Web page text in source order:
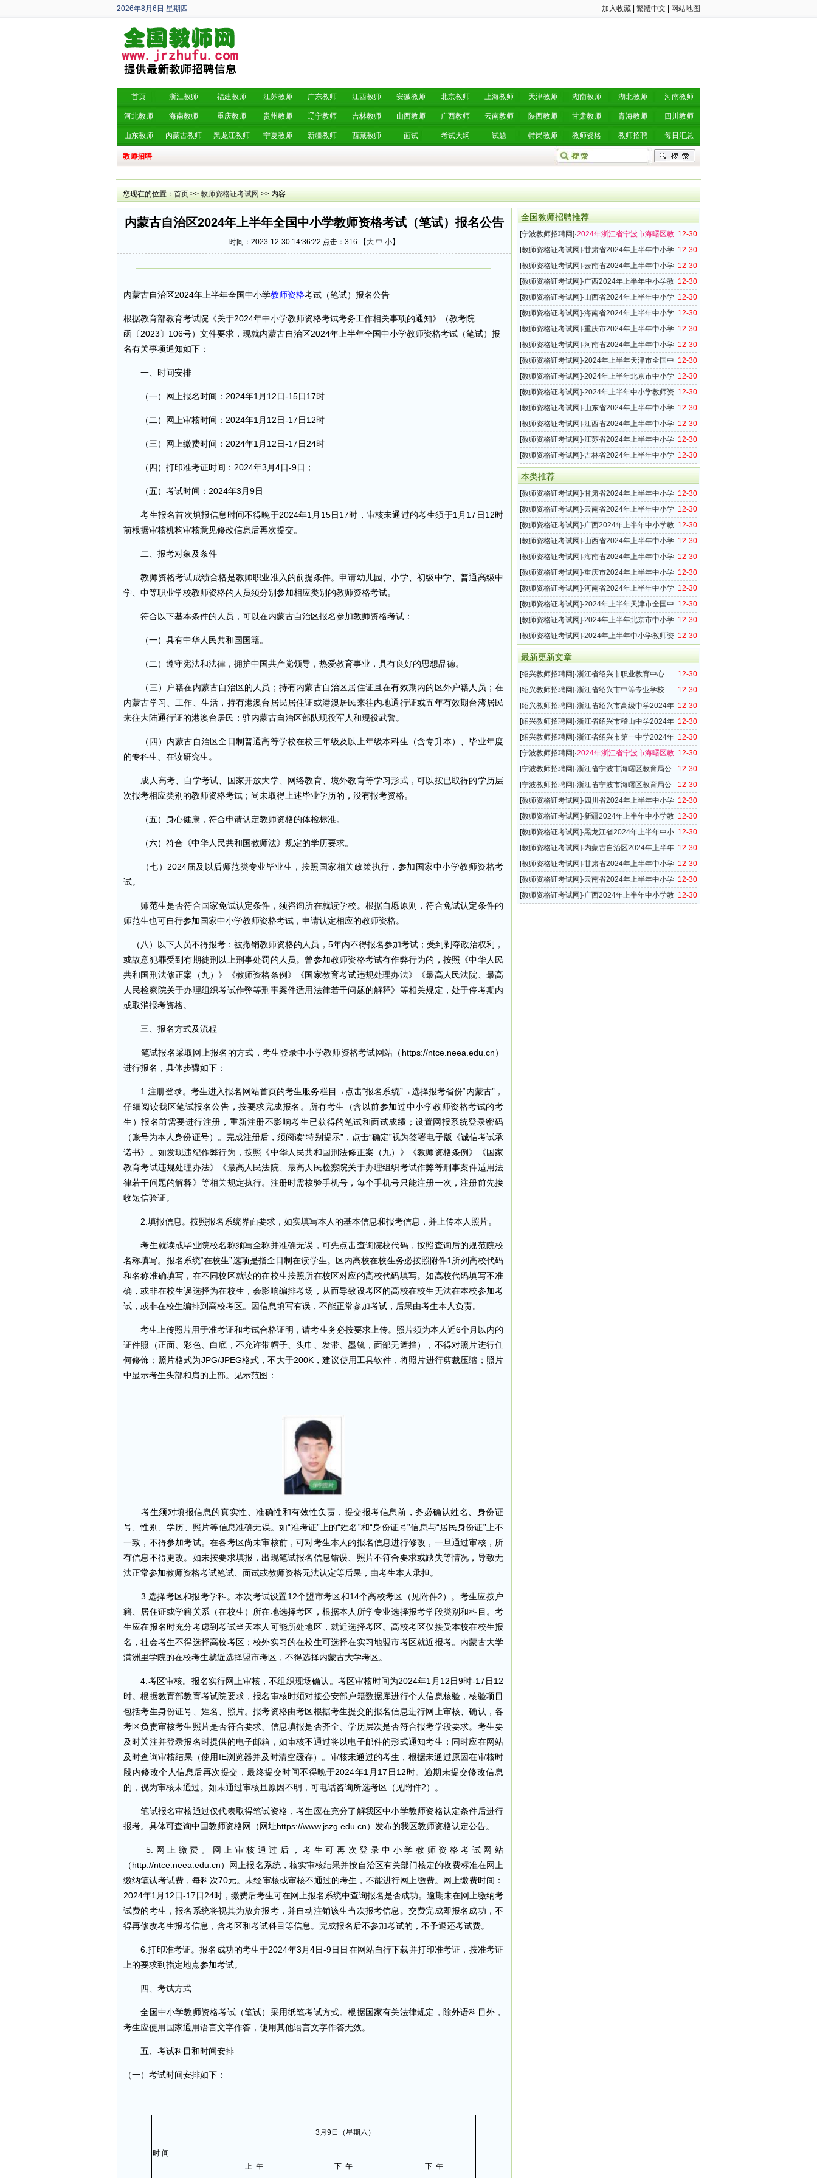
2026年8月6日 星期四
丙午年 六月廿四
加入收藏 繁體中文 网站地图
首页 浙江教师 福建教师 江苏教师 广东教师 江西教师 安徽教师 北京教师 上海教师 天津教师 湖南教师 湖北教师 河南教师
河北教师 海南教师 重庆教师 贵州教师 辽宁教师 吉林教师 山西教师 广西教师 云南教师 陕西教师 甘肃教师 青海教师 四川教师
山东教师 内蒙古教师 黑龙江教师 宁夏教师 新疆教师 西藏教师 面试 考试大纲 试题 特岗教师 教师资格 教师招聘 每日汇总
教师招聘
您现在的位置： 首页 >> 教师资格证考试网 >> 内容
内蒙古自治区2024年上半年全国中小学教师资格考试（笔试）报名公告
时间：2023-12-30 14:36:22 点击： 316 【 大 中 小】
内蒙古自治区2024年上半年全国中小学教师资格考试（笔试）报名公告
根据教育部教育考试院《关于2024年中小学教师资格考试考务工作相关事项的通知》（教考院
函〔2023〕106号）文件要求，现就内蒙古自治区2024年上半年全国中小学教师资格考试（笔试）报
名有关事项通知如下：
一、时间安排
（一）网上报名时间：2024年1月12日-15日17时
（二）网上审核时间：2024年1月12日-17日12时
（三）网上缴费时间：2024年1月12日-17日24时
（四）打印准考证时间：2024年3月4日-9日；
（五）考试时间：2024年3月9日
考生报名首次填报信息时间不得晚于2024年1月15日17时，审核未通过的考生须于1月17日12时
前根据审核机构审核意见修改信息后再次提交。
二、报考对象及条件
教师资格考试成绩合格是教师职业准入的前提条件。申请幼儿园、小学、初级中学、普通高级中
学、中等职业学校教师资格的人员须分别参加相应类别的教师资格考试。
符合以下基本条件的人员，可以在内蒙古自治区报名参加教师资格考试：
（一）具有中华人民共和国国籍。
（二）遵守宪法和法律，拥护中国共产党领导，热爱教育事业，具有良好的思想品德。
（三）户籍在内蒙古自治区的人员；持有内蒙古自治区居住证且在有效期内的区外户籍人员；在
内蒙古学习、工作、生活，持有港澳台居民居住证或港澳居民来往内地通行证或五年有效期台湾居民
来往大陆通行证的港澳台居民；驻内蒙古自治区部队现役军人和现役武警。
（四）内蒙古自治区全日制普通高等学校在校三年级及以上年级本科生（含专升本）、毕业年度
的专科生、在读研究生。
成人高考、自学考试、国家开放大学、网络教育、境外教育等学习形式，可以按已取得的学历层
次报考相应类别的教师资格考试；尚未取得上述毕业学历的，没有报考资格。
（五）身心健康，符合申请认定教师资格的体检标准。
（六）符合《中华人民共和国教师法》规定的学历要求。
（七）2024届及以后师范类专业毕业生，按照国家相关政策执行，参加国家中小学教师资格考
试。
师范生是否符合国家免试认定条件，须咨询所在就读学校。根据自愿原则，符合免试认定条件的
师范生也可自行参加国家中小学教师资格考试，申请认定相应的教师资格。
（八）以下人员不得报考：被撤销教师资格的人员，5年内不得报名参加考试；受到剥夺政治权利，
或故意犯罪受到有期徒刑以上刑事处罚的人员。曾参加教师资格考试有作弊行为的，按照《中华人民
共和国刑法修正案（九）》《教师资格条例》《国家教育考试违规处理办法》《最高人民法院、最高
人民检察院关于办理组织考试作弊等刑事案件适用法律若干问题的解释》等相关规定，处于停考期内
或取消报考资格。
三、报名方式及流程
笔试报名采取网上报名的方式，考生登录中小学教师资格考试网站（https://ntce.neea.edu.cn）
进行报名，具体步骤如下：
1.注册登录。考生进入报名网站首页的考生服务栏目→点击“报名系统”→选择报考省份“内蒙古”，
仔细阅读我区笔试报名公告，按要求完成报名。所有考生（含以前参加过中小学教师资格考试的考
生）报名前需要进行注册，重新注册不影响考生已获得的笔试和面试成绩；设置网报系统登录密码
（账号为本人身份证号）。完成注册后，须阅读“特别提示”，点击“确定”视为签署电子版《诚信考试承
诺书》。如发现违纪作弊行为，按照《中华人民共和国刑法修正案（九）》《教师资格条例》《国家
教育考试违规处理办法》《最高人民法院、最高人民检察院关于办理组织考试作弊等刑事案件适用法
律若干问题的解释》等相关规定执行。注册时需核验手机号，每个手机号只能注册一次，注册前先接
收短信验证。
2.填报信息。按照报名系统界面要求，如实填写本人的基本信息和报考信息，并上传本人照片。
考生就读或毕业院校名称须写全称并准确无误，可先点击查询院校代码，按照查询后的规范院校
名称填写。报名系统“在校生”选项是指全日制在读学生。区内高校在校生务必按照附件1所列高校代码
和名称准确填写，在不同校区就读的在校生按照所在校区对应的高校代码填写。如高校代码填写不准
确，或非在校生误选择为在校生，会影响编排考场，从而导致设考区的高校在校生无法在本校参加考
试，或非在校生编排到高校考区。因信息填写有误，不能正常参加考试，后果由考生本人负责。
考生上传照片用于准考证和考试合格证明，请考生务必按要求上传。照片须为本人近6个月以内的
证件照（正面、彩色、白底，不允许带帽子、头巾、发带、墨镜，面部无遮挡），不得对照片进行任
何修饰；照片格式为JPG/JPEG格式，不大于200K，建议使用工具软件，将照片进行剪裁压缩；照片
中显示考生头部和肩的上部。见示范图：
考生须对填报信息的真实性、准确性和有效性负责，提交报考信息前，务必确认姓名、身份证
号、性别、学历、照片等信息准确无误。如“准考证”上的“姓名”和“身份证号”信息与“居民身份证”上不
一致，不得参加考试。在各考区尚未审核前，可对考生本人的报名信息进行修改，一旦通过审核，所
有信息不得更改。如未按要求填报，出现笔试报名信息错误、照片不符合要求或缺失等情况，导致无
法正常参加教师资格考试笔试、面试或教师资格无法认定等后果，由考生本人承担。
3.选择考区和报考学科。本次考试设置12个盟市考区和14个高校考区（见附件2）。考生应按户
籍、居住证或学籍关系（在校生）所在地选择考区，根据本人所学专业选择报考学段类别和科目。考
生应在报名时充分考虑到考试当天本人可能所处地区，就近选择考区。高校考区仅接受本校在校生报
名，社会考生不得选择高校考区；校外实习的在校生可选择在实习地盟市考区就近报考。内蒙古大学
满洲里学院的在校考生就近选择盟市考区，不得选择内蒙古大学考区。
4.考区审核。报名实行网上审核，不组织现场确认。考区审核时间为2024年1月12日9时-17日12
时。根据教育部教育考试院要求，报名审核时须对接公安部户籍数据库进行个人信息核验，核验项目
包括考生身份证号、姓名、照片。报考资格由考区根据考生提交的报名信息进行网上审核、确认，各
考区负责审核考生照片是否符合要求、信息填报是否齐全、学历层次是否符合报考学段要求。考生要
及时关注并登录报名时提供的电子邮箱，如审核不通过将以电子邮件的形式通知考生；同时应在网站
及时查询审核结果（使用IE浏览器并及时清空缓存）。审核未通过的考生，根据未通过原因在审核时
段内修改个人信息后再次提交，最终提交时间不得晚于2024年1月17日12时。逾期未提交修改信息
的，视为审核未通过。如未通过审核且原因不明，可电话咨询所选考区（见附件2）。
笔试报名审核通过仅代表取得笔试资格，考生应在充分了解我区中小学教师资格认定条件后进行
报考。具体可查询中国教师资格网（网址https://www.jszg.edu.cn）发布的我区教师资格认定公告。
5.网上缴费。网上审核通过后，考生可再次登录中小学教师资格考试网站
（http://ntce.neea.edu.cn）网上报名系统，核实审核结果并按自治区有关部门核定的收费标准在网上
缴纳笔试考试费，每科次70元。未经审核或审核不通过的考生，不能进行网上缴费。网上缴费时间：
2024年1月12日-17日24时，缴费后考生可在网上报名系统中查询报名是否成功。逾期未在网上缴纳考
试费的考生，报名系统将视其为放弃报考，并自动注销该生当次报考信息。交费完成即报名成功，不
得再修改考生报考信息，含考区和考试科目等信息。完成报名后不参加考试的，不予退还考试费。
6.打印准考证。报名成功的考生于2024年3月4日-9日日在网站自行下载并打印准考证，按准考证
上的要求到指定地点参加考试。
四、考试方式
全国中小学教师资格考试（笔试）采用纸笔考试方式。根据国家有关法律规定，除外语科目外，
考生应使用国家通用语言文字作答，使用其他语言文字作答无效。
五、考试科目和时间安排
（一）考试时间安排如下：
时 间
3月9日（星期六）
上 午 下 午 下 午
全国教师招聘推荐
12-30
[宁波教师招聘网]·2024年浙江省宁波市海曙区教
育局教师招聘公告（8名）
12-30
[教师资格证考试网]·甘肃省2024年上半年中小学
教师资格考试（笔试）报名公告
12-30
[教师资格证考试网]·云南省2024年上半年中小学
教师资格考试笔试报名公告
12-30
[教师资格证考试网]·广西2024年上半年中小学教
师资格考试笔试公告
12-30
[教师资格证考试网]·山西省2024年上半年中小学
教师资格考试（笔试）报名公告
12-30
[教师资格证考试网]·海南省2024年上半年中小学
教师资格考试（笔试）报名及相关事项的公告
12-30
[教师资格证考试网]·重庆市2024年上半年中小学
教师资格考试（笔试）公告
12-30
[教师资格证考试网]·河南省2024年上半年中小学
教师资格考试（笔试）报名相关事宜答考生问
12-30
[教师资格证考试网]·2024年上半年天津市全国中
小学教师资格考试（笔试）公告
12-30
[教师资格证考试网]·2024年上半年北京市中小学
教师资格考试笔试报名公告
12-30
[教师资格证考试网]·2024年上半年中小学教师资
格考试（笔试）上海考区报名公告
12-30
[教师资格证考试网]·山东省2024年上半年中小学
教师资格考试（笔试）报考须知
12-30
[教师资格证考试网]·江西省2024年上半年中小学
教师资格考试（笔试）报名工作的通知
12-30
[教师资格证考试网]·江苏省2024年上半年中小学
教师资格考试笔试报名通告
12-30
[教师资格证考试网]·吉林省2024年上半年中小学
教师资格考试（笔试）公告
本类推荐
12-30
[教师资格证考试网]·甘肃省2024年上半年中小学
教师资格考试（笔试）报名公告
12-30
[教师资格证考试网]·云南省2024年上半年中小学
教师资格考试笔试报名公告
12-30
[教师资格证考试网]·广西2024年上半年中小学教
师资格考试笔试公告
12-30
[教师资格证考试网]·山西省2024年上半年中小学
教师资格考试（笔试）报名公告
12-30
[教师资格证考试网]·海南省2024年上半年中小学
教师资格考试（笔试）报名及相关事项的公告
12-30
[教师资格证考试网]·重庆市2024年上半年中小学
教师资格考试（笔试）公告
12-30
[教师资格证考试网]·河南省2024年上半年中小学
教师资格考试（笔试）报名相关事宜答考生问
12-30
[教师资格证考试网]·2024年上半年天津市全国中
小学教师资格考试（笔试）公告
12-30
[教师资格证考试网]·2024年上半年北京市中小学
教师资格考试笔试报名公告
12-30
[教师资格证考试网]·2024年上半年中小学教师资
格考试（笔试）上海考区报名公告
最新更新文章
12-30
[绍兴教师招聘网]·浙江省绍兴市职业教育中心
（绍兴技师学院）2024年新教师招聘公告 （第二轮）
12-30
[绍兴教师招聘网]·浙江省绍兴市中等专业学校
2024年新教师招聘公告（第二轮）
12-30
[绍兴教师招聘网]·浙江省绍兴市高级中学2024年
新教师招聘公告（第二轮）
12-30
[绍兴教师招聘网]·浙江省绍兴市稽山中学2024年
新教师招聘公告（第二轮）
12-30
[绍兴教师招聘网]·浙江省绍兴市第一中学2024年
新教师招聘公告（第二轮）
12-30
[宁波教师招聘网]·2024年浙江省宁波市海曙区教
育局教师招聘公告（8名）
12-30
[宁波教师招聘网]·浙江省宁波市海曙区教育局公
开招聘“专曙优师”卓越人才考察对象名单的公告（二）
12-30
[宁波教师招聘网]·浙江省宁波市海曙区教育局公
开招聘2024学年“专曙优师”教育人才（第一批）考察对
象名单的公告
12-30
[教师资格证考试网]· 四川省2024年上半年中小学
教师资格考试（笔试）报名公告
12-30
[教师资格证考试网]·新疆2024年上半年中小学教
师资格考试（笔试）报名工作公告
12-30
[教师资格证考试网]·黑龙江省2024年上半年中小
学教师资格考试（笔试）报名公告
12-30
[教师资格证考试网]·内蒙古自治区2024年上半年
全国中小学教师资格考试（笔试）报名公告
12-30
[教师资格证考试网]·甘肃省2024年上半年中小学
教师资格考试（笔试）报名公告
12-30
[教师资格证考试网]·云南省2024年上半年中小学
教师资格考试笔试报名公告
12-30
[教师资格证考试网]·广西2024年上半年中小学教